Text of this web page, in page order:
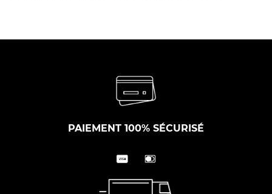
PAIEMENT 100% SÉCURISÉ